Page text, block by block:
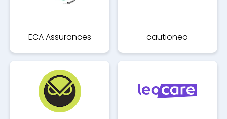
ECA Assurances cautioneo